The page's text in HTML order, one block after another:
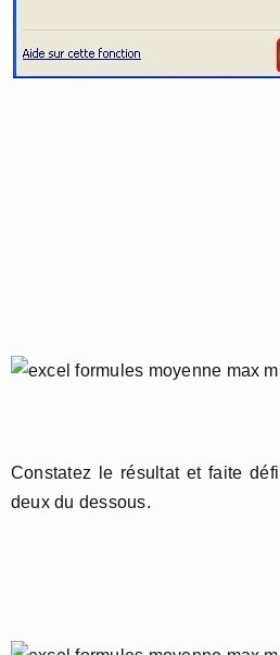
Constatez le résultat et faite
deux du dessous.